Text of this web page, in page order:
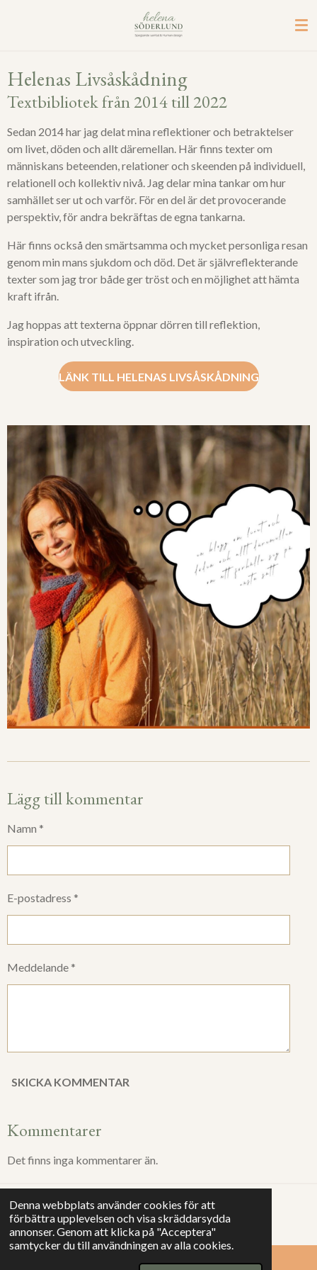
Denna webbplats använder cookies för att
förbättra upplevelsen och visa skräddarsydda
annonser. Genom att klicka på "Acceptera"
samtycker du till användningen av alla cookies.
Helenas Livsåskådning
Textbibliotek från 2014 till 2022
Sedan 2014 har jag delat mina reflektioner och betraktelser
om livet, döden och allt däremellan. Här finns texter om
människans beteenden, relationer och skeenden på individuell,
relationell och kollektiv nivå. Jag delar mina tankar om hur
samhället ser ut och varför. För en del är det provocerande
perspektiv, för andra bekräftas de egna tankarna.
Här finns också den smärtsamma och mycket personliga resan
genom min mans sjukdom och död. Det är självreflekterande
texter som jag tror både ger tröst och en möjlighet att hämta
kraft ifrån.
Jag hoppas att texterna öppnar dörren till reflektion,
inspiration och utveckling.
LÄNK TILL HELENAS LIVSÅSKÅDNING
Lägg till kommentar
Namn *
E-postadress *
Meddelande *
SKICKA KOMMENTAR
Kommentarer
Det finns inga kommentarer än.
© 2025 Helena Söderlund
Drivs avWebador